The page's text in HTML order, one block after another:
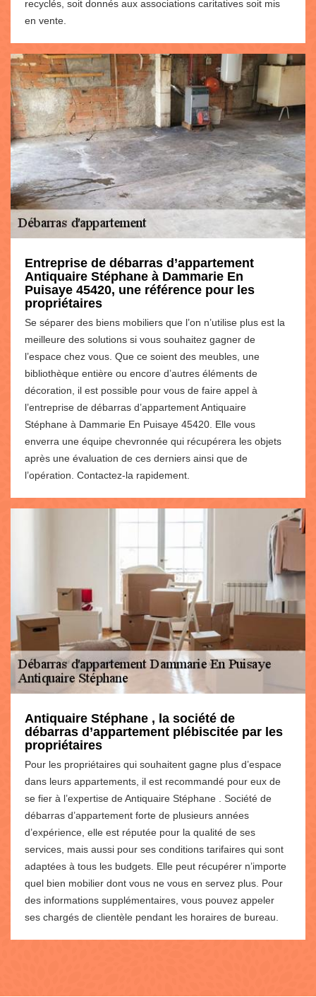
recyclés, soit donnés aux associations caritatives soit mis
en vente.
Entreprise de débarras d’appartement
Antiquaire Stéphane à Dammarie En
Puisaye 45420, une référence pour les
propriétaires
Se séparer des biens mobiliers que l’on n’utilise plus est la
meilleure des solutions si vous souhaitez gagner de
l’espace chez vous. Que ce soient des meubles, une
bibliothèque entière ou encore d’autres éléments de
décoration, il est possible pour vous de faire appel à
l’entreprise de débarras d’appartement Antiquaire
Stéphane à Dammarie En Puisaye 45420. Elle vous
enverra une équipe chevronnée qui récupérera les objets
après une évaluation de ces derniers ainsi que de
l’opération. Contactez-la rapidement.
Antiquaire Stéphane , la société de
débarras d’appartement plébiscitée par les
propriétaires
Pour les propriétaires qui souhaitent gagne plus d’espace
dans leurs appartements, il est recommandé pour eux de
se fier à l’expertise de Antiquaire Stéphane . Société de
débarras d’appartement forte de plusieurs années
d’expérience, elle est réputée pour la qualité de ses
services, mais aussi pour ses conditions tarifaires qui sont
adaptées à tous les budgets. Elle peut récupérer n’importe
quel bien mobilier dont vous ne vous en servez plus. Pour
des informations supplémentaires, vous pouvez appeler
ses chargés de clientèle pendant les horaires de bureau.